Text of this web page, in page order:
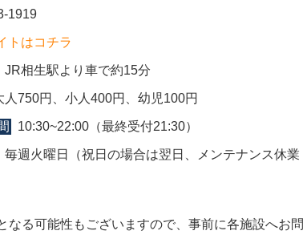
1919
トはコチラ
JR相生駅より車で約15分
人750円、小人400円、幼児100円
10:30~22:00（最終受付21:30）
毎週火曜日（祝日の場合は翌日、メンテナンス休業
る可能性もございますので、事前に各施設へお問